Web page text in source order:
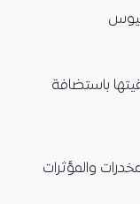
باستضافة
والمؤثرات